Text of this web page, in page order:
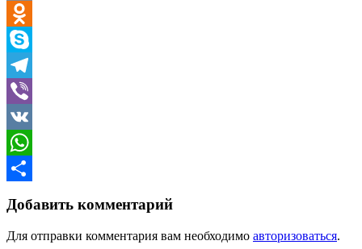
Email
Odnoklassniki
Skype
Telegram
Viber
VK
WhatsApp
Добавить комментарий
Для отправки комментария вам необходимо авторизоваться.